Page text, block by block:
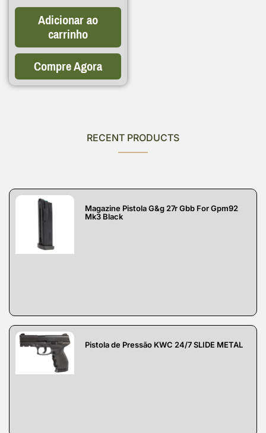
Adicionar ao
carrinho
Compre Agora
RECENT PRODUCTS
Magazine Pistola G&g 27r Gbb For Gpm92
Mk3 Black
Pistola de Pressão KWC 24/7 SLIDE METAL